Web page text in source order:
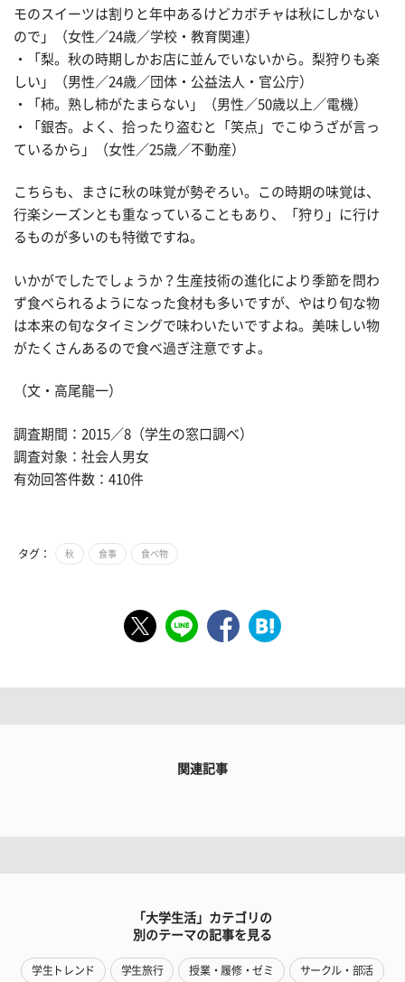
モのスイーツは割りと年中あるけどカボチャは秋にしかない
ので」（女性／24歳／学校・教育関連）
・「梨。秋の時期しかお店に並んでいないから。梨狩りも楽
しい」（男性／24歳／団体・公益法人・官公庁）
・「柿。熟し柿がたまらない」（男性／50歳以上／電機）
・「銀杏。よく、拾ったり盗むと「笑点」でこゆうざが言っ
ているから」（女性／25歳／不動産）
こちらも、まさに秋の味覚が勢ぞろい。この時期の味覚は、
行楽シーズンとも重なっていることもあり、「狩り」に行け
るものが多いのも特徴ですね。
いかがでしたでしょうか？生産技術の進化により季節を問わ
ず食べられるようになった食材も多いですが、やはり旬な物
は本来の旬なタイミングで味わいたいですよね。美味しい物
がたくさんあるので食べ過ぎ注意ですよ。
（文・高尾龍一）
調査期間：2015／8（学生の窓口調べ）
調査対象：社会人男女
有効回答件数：410件
タグ： 秋 食事 食べ物
関連記事
「大学生活」カテゴリの
別のテーマの記事を見る
学生トレンド 学生旅行 授業・履修・ゼミ サークル・部活